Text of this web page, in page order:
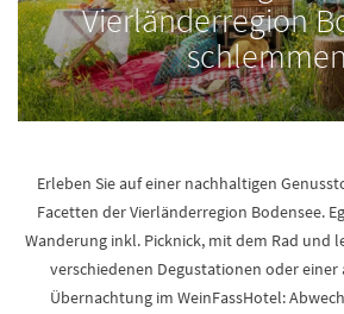
Vierländerregion
Erleben Sie auf einer nachhaltigen
Facetten der Vierländerregion Bodensee.
Wanderung inkl. Picknick, mit dem Rad und
verschiedenen Degustationen oder
Übernachtung im WeinFassHotel: